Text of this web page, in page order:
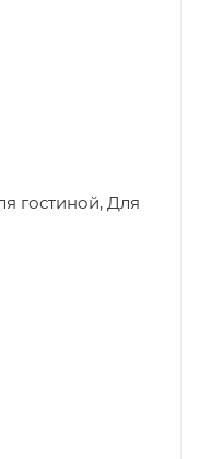
гостиной, Для